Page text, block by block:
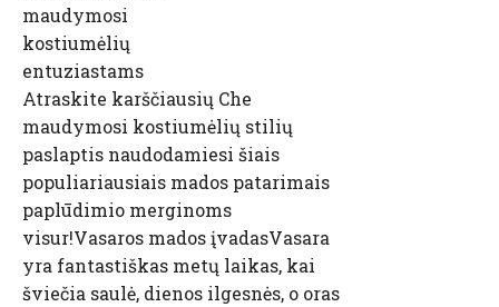
maudymosi
kostiumėlių
entuziastams
Atraskite karščiausių Che
maudymosi kostiumėlių stilių
paslaptis naudodamiesi šiais
populiariausiais mados patarimais
paplūdimio merginoms
visur!Vasaros mados įvadasVasara
yra fantastiškas metų laikas, kai
šviečia saulė, dienos ilgesnės, o oras